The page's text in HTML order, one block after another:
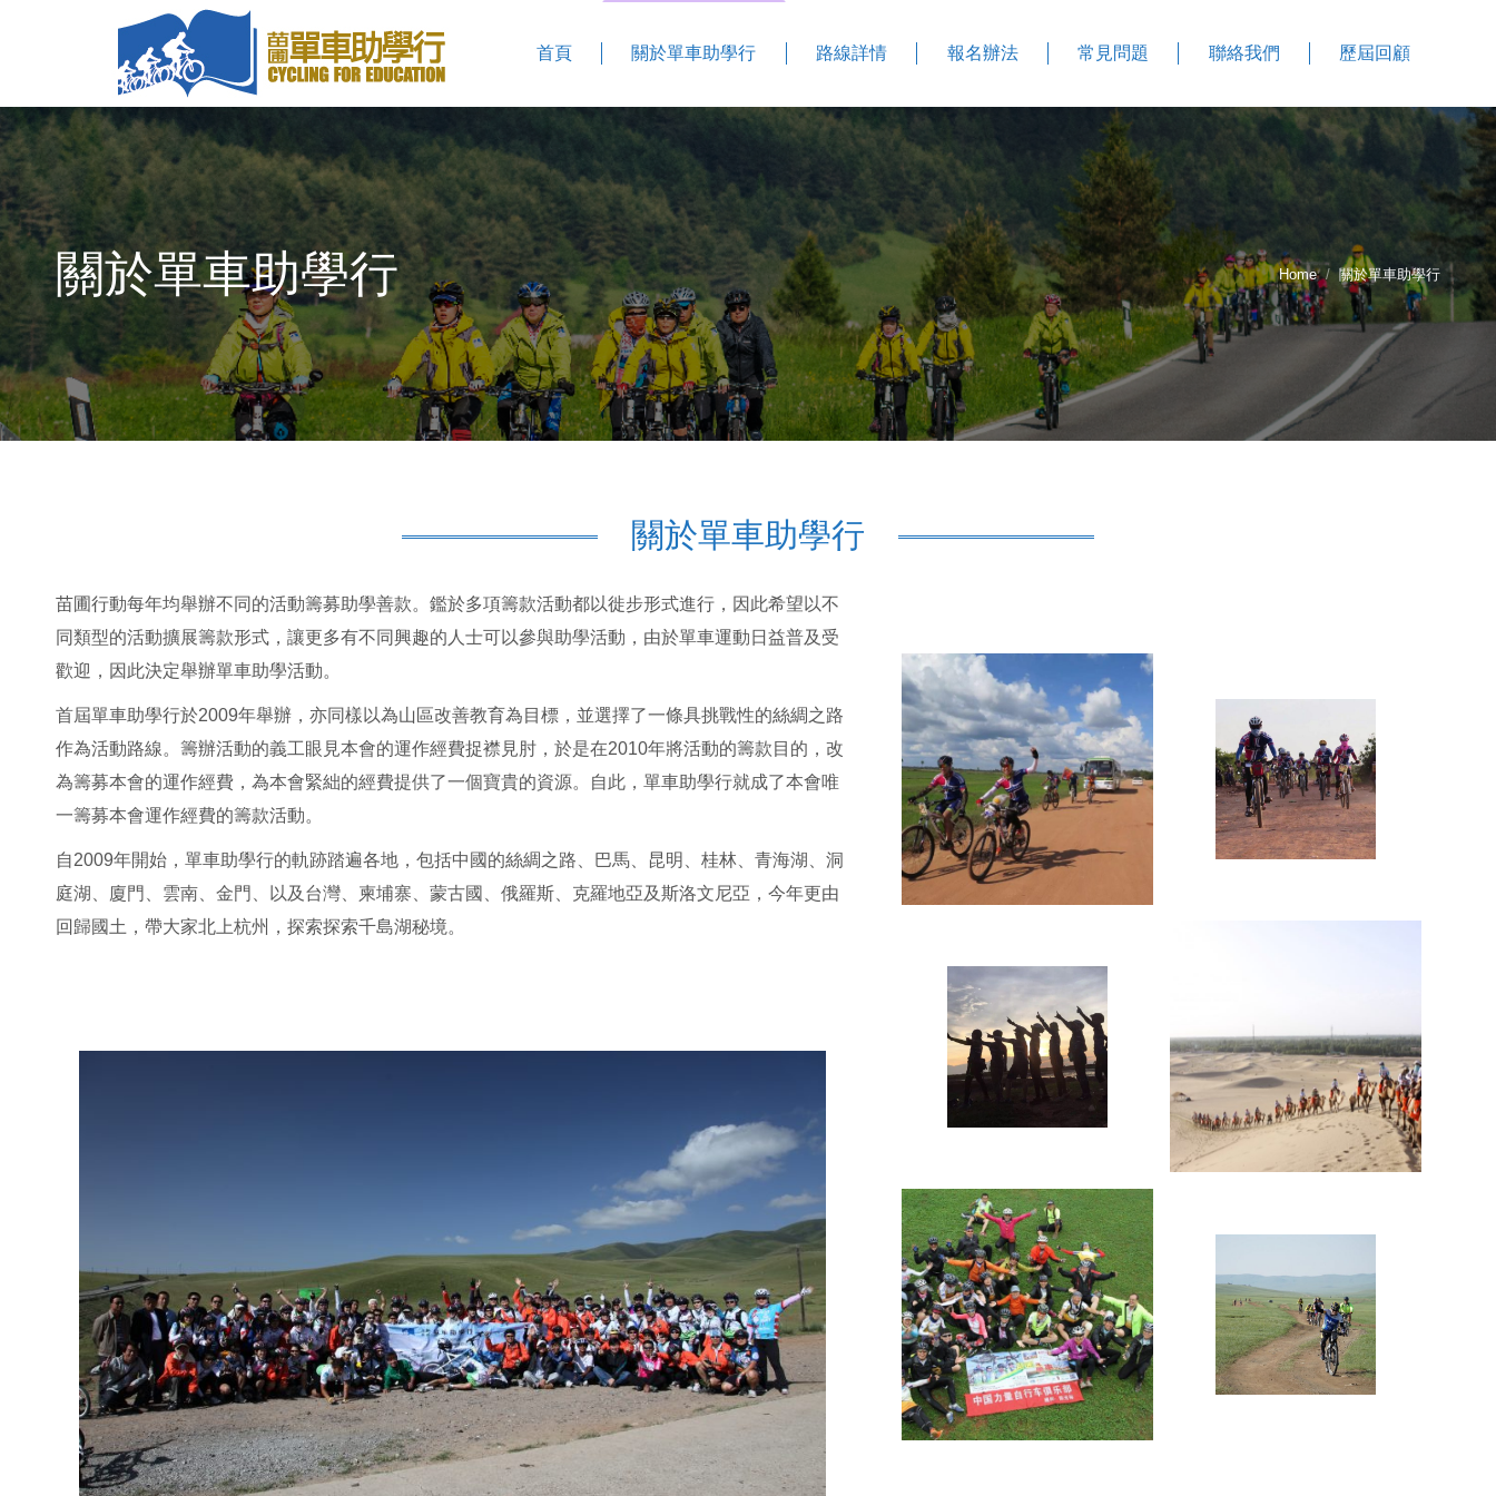
首頁 關於單車助學行 路線詳情 報名辦法 常見問題 聯絡我們 歷屆回顧
關於單車助學行
You are here: Home 關於單車助學行
關於單車助學行
苗圃行動每年均舉辦不同的活動籌募助學善款。鑑於多項籌款活動都以徙步形式進行，因此希望以不
同類型的活動擴展籌款形式，讓更多有不同興趣的人士可以參與助學活動，由於單車運動日益普及受
歡迎，因此決定舉辦單車助學活動。
首屆單車助學行於2009年舉辦，亦同樣以為山區改善教育為目標，並選擇了一條具挑戰性的絲綢之路
作為活動路線。籌辦活動的義工眼見本會的運作經費捉襟見肘，於是在2010年將活動的籌款目的，改
為籌募本會的運作經費，為本會緊絀的經費提供了一個寶貴的資源。自此，單車助學行就成了本會唯
一籌募本會運作經費的籌款活動。
自2009年開始，單車助學行的軌跡踏遍各地，包括中國的絲綢之路、巴馬、昆明、桂林、青海湖、洞
庭湖、廈門、雲南、金門、以及台灣、柬埔寨、蒙古國、俄羅斯、克羅地亞及斯洛文尼亞，今年更由
回歸國土，帶大家北上杭州，探索探索千島湖秘境。